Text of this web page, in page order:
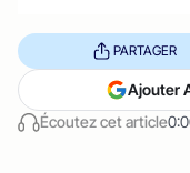
Écoutez cet article
PARTAGER
Ajouter